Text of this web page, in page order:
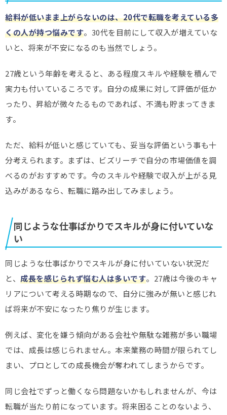
給料が低いまま上がらないのは、20代で転職を考えている多
くの人が持つ悩みです。30代を目前にして収入が増えていな
いと、将来が不安になるのも当然でしょう。
27歳という年齢を考えると、ある程度スキルや経験を積んで
実力も付いているころです。自分の成果に対して評価が低か
ったり、昇給が微々たるものであれば、不満も貯まってきま
す。
ただ、給料が低いと感じていても、妥当な評価という事も十
分考えられます。まずは、ビズリーチで自分の市場価値を調
べるのがおすすめです。今のスキルや経験で収入が上がる見
込みがあるなら、転職に踏み出してみましょう。
同じような仕事ばかりでスキルが身に付いていな
い
同じような仕事ばかりでスキルが身に付いていない状況だ
と、 成長を感じられず悩む人は多いです。27歳は今後のキャ
リアについて考える時期なので、自分に強みが無いと感じれ
ば将来が不安になったり焦りが生じます。
例えば、変化を嫌う傾向がある会社や無駄な雑務が多い職場
では、成長は感じられません。本来業務の時間が限られてし
まい、プロとしての成長機会が奪われてしまうからです。
同じ会社でずっと働くなら問題ないかもしれませんが、今は
転職が当たり前になっています。将来困ることのないよう、